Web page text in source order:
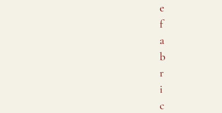
e
f
a
b
r
i
c